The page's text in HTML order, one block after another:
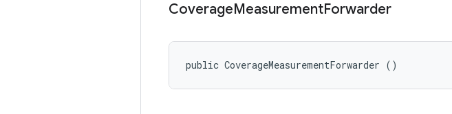
CoverageMeasurementForwarder
public CoverageMeasurementForwarder ()